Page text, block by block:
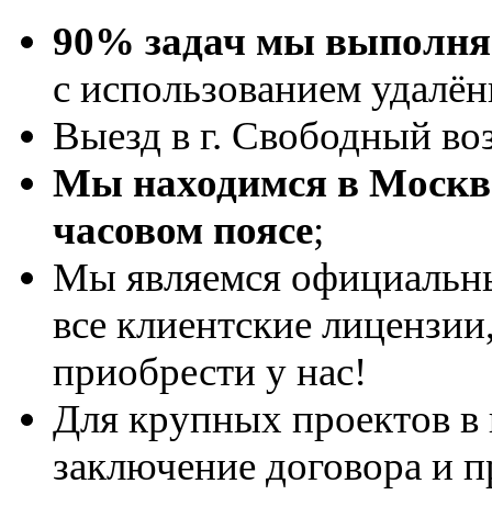
90% задач мы
с использованием
Выезд в г. Свободный
Мы находимся в
часовом поясе;
Мы являемся
все клиентские
приобрести у нас!
Для крупных проектов
заключение договора и